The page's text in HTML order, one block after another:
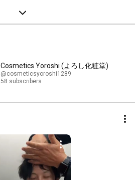
Cosmetics Yoroshi (よろし化粧堂)
@cosmeticsyoroshi1289
58 subscribers